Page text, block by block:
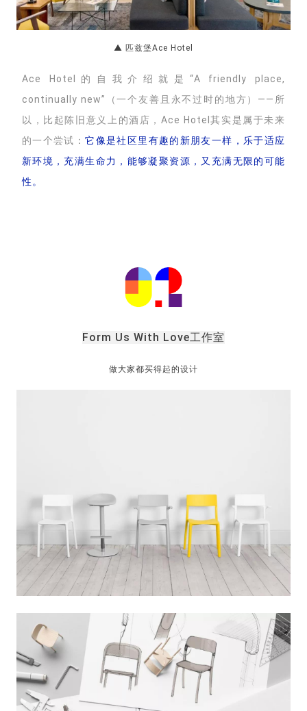
▲ 匹兹堡Ace Hotel
Ace Hotel的自我介绍就是“A friendly place,
continually new”（一个友善且永不过时的地方）——所
以，比起陈旧意义上的酒店，Ace Hotel其实是属于未来
的一个尝试：它像是社区里有趣的新朋友一样，乐于适应
新环境，充满生命力，能够凝聚资源，又充满无限的可能
性。
Form Us With Love工作室
做大家都买得起的设计